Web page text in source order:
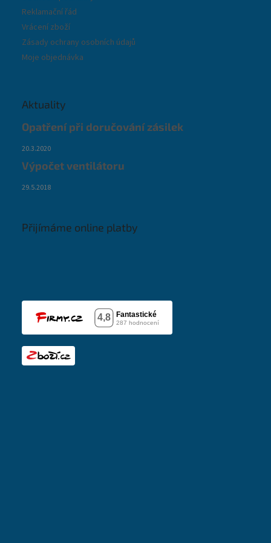
Reklamační řád
Vrácení zboží
Zásady ochrany osobních údajů
Moje objednávka
Aktuality
Opatření při doručování zásilek
20.3.2020
Výpočet ventilátoru
29.5.2018
Přijímáme online platby